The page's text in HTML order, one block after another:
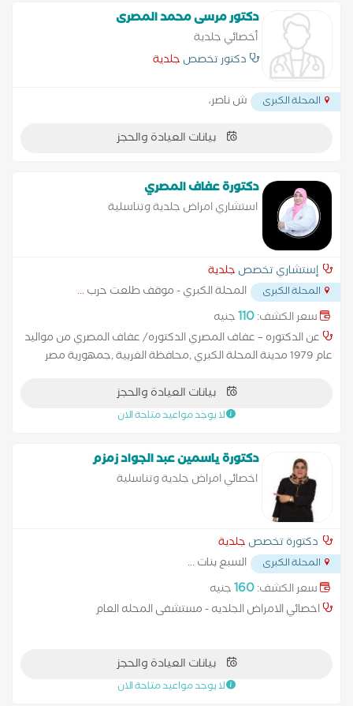
دكتور مرسى محمد المصرى
أخصائي جلدية
دكتور تخصص جلدية
المحلة الكبرى ش ناصر،
بيانات العيادة والحجز
دكتورة عفاف المصري
استشاري امراض جلدية وتناسلية
إستشاري تخصص جلدية
المحلة الكبرى المحلة الكبري - موقف طلعت حرب...
سعر الكشف:110جنيه
عن الدكتوره – عفاف المصري الدكتوره/ عفاف المصري من مواليد
عام 1979 مدينة المحلة الكبري ,محافظة الغربية ,جمهورية مصر
جلدية وتجميل (ماجيستير جلدية وتناسلية جامعة بنها). عضو اللجنة
الأفرو آسيوية. تقدم جميع الحلول لجميع مشاكل الأمراض الجلدية
النضارة وتساعد أيضا على إبراز المعالم الجمالية الخاصة بالتجميل.
بيانات العيادة والحجز
لا يوجد مواعيد متاحة الان
دكتورة ياسمين عبد الجواد زمزم
اخصائي امراض جلدية وتناسلية
دكتورة تخصص جلدية
المحلة الكبرى السبع بنات...
سعر الكشف:160جنيه
اخصائي الامراض الجلديه - مستشفى المحله العام
بيانات العيادة والحجز
لا يوجد مواعيد متاحة الان